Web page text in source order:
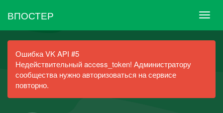
ВПОСТЕР
Ошибка VK API #5
Недействительный access_token! Администратору
сообщества нужно авторизоваться на сервисе
повторно.